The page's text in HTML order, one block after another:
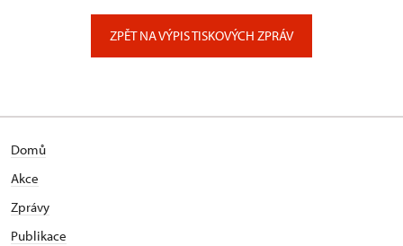
ZPĚT NA VÝPIS TISKOVÝCH ZPRÁV
Domů
Akce
Zprávy
Publikace